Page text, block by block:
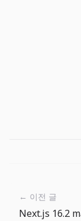
← 이전 글